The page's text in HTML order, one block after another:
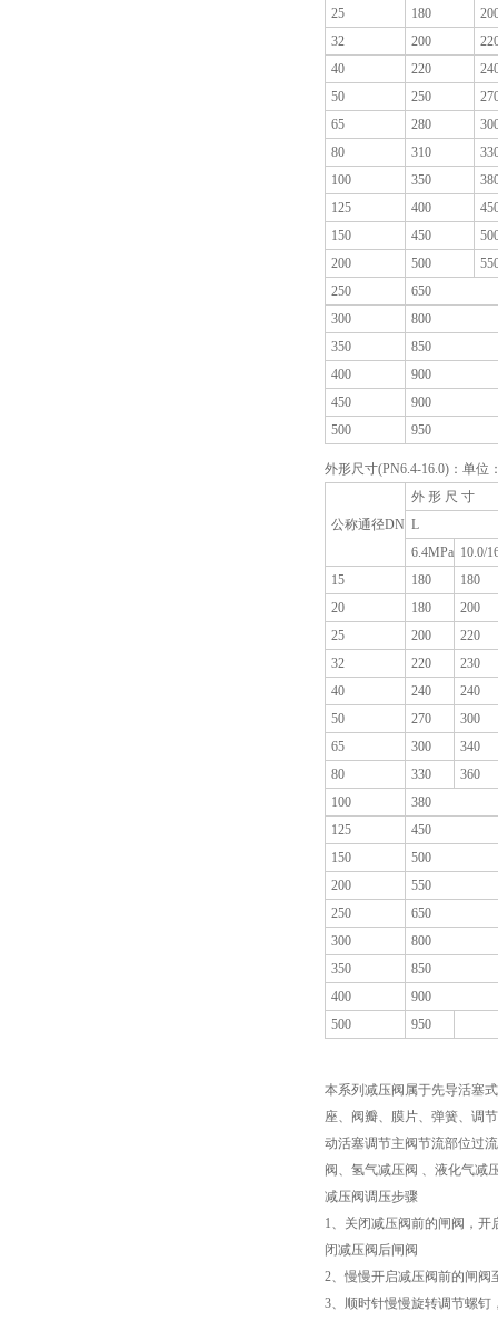
25 180
32
200
40
220
50
250
65
280
80
310
100
350
125
400
150
450
200
500
250
650
300
800
350
850
400
900
450
900
500
950
外形尺寸(PN6.4-16.0)：单位
公称通径DN
外 形 尺 寸
L
6.4MPa 10.0/
15
180
180
20
180
200
25
200
220
32
220
230
40
240
240
50
270
300
65
300
340
80
330
360
100
380
125
450
150
500
200
550
250
650
300
800
350
850
400
900
500
950
本系列减压阀属于先导活塞
座、阀瓣、膜片、弹簧、调
动活塞调节主阀节流部位过
阀、氢气减压阀 、液化气减
减压阀调压步骤
1、关闭减压阀前的闸阀，
闭减压阀后闸阀
2、慢慢开启减压阀前的闸阀
3、顺时针慢慢旋转调节螺